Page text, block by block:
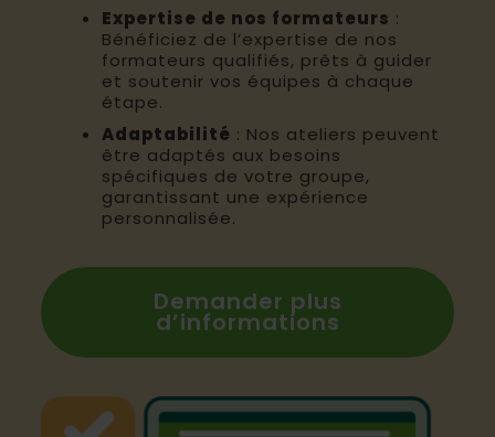
Expertise de nos formateurs :
Bénéficiez de l’expertise de nos
formateurs qualifiés, prêts à guider
et soutenir vos équipes à chaque
étape.​
Adaptabilité : Nos ateliers peuvent
être adaptés aux besoins
spécifiques de votre groupe,
garantissant une expérience
personnalisée.
Demander plus
d’informations